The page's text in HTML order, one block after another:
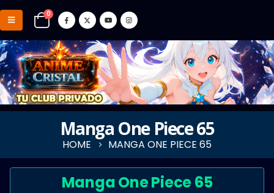
0
Manga One Piece 65
HOME MANGA ONE PIECE 65
Manga One Piece 65